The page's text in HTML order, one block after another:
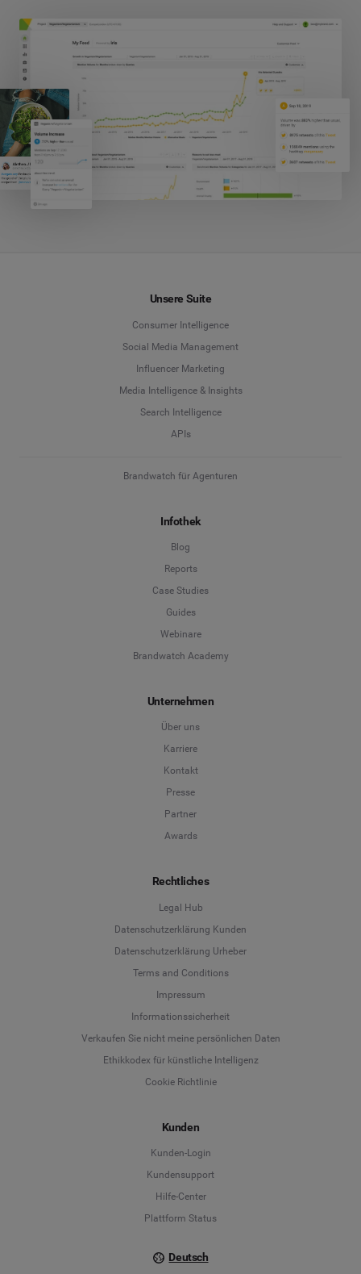
Unsere Suite
Consumer Intelligence
Social Media Management
Influencer Marketing
Media Intelligence & Insights
Search Intelligence
APIs
Brandwatch für Agenturen
Infothek
Blog
Reports
Case Studies
Guides
Webinare
Brandwatch Academy
Unternehmen
Über uns
Karriere
Kontakt
Presse
Partner
Awards
Rechtliches
Legal Hub
Datenschutzerklärung Kunden
Datenschutzerklärung Urheber
Terms and Conditions
Impressum
Informationssicherheit
Verkaufen Sie nicht meine persönlichen Daten
Ethikkodex für künstliche Intelligenz
Cookie Richtlinie
Kunden
Kunden-Login
Kundensupport
Hilfe-Center
Plattform Status
Deutsch
Deutsch
English